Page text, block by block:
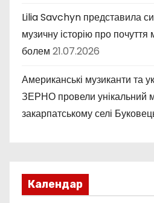
Lilia Savchyn представила
музичну історію про почуття
болем 21.07.2026
Американські музиканти та
ЗЕРНО провели унікальний
закарпатському селі
Календар